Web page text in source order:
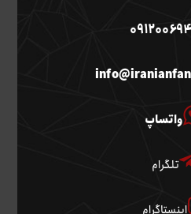
واتساپ
تلگرام
اینستاگرام